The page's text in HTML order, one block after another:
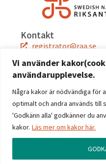
Vi använder
användarupplevelse.
Några kakor är nödvändiga för
optimalt och andra används till
'Godkänn alla' godkänner du
kakor. Läs mer om kakor här.
Kontakt
registrator@raa.se
08-5191 80 00
Snabblänkar
Jobba hos oss
Press
Kontakta oss
Följ oss